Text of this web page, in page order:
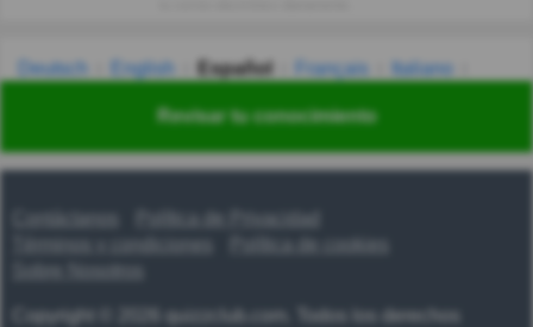
Revisar tu conocimiento
Deutsch English Español Français
Italiano
Українська हिन्दी 한국어 汉语
Contáctanos
Política de Privacidad
Términos y condiciones
Copyright © 2026 quizzclub.com. Todos los derechos